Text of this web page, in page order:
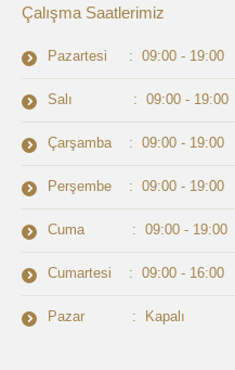
Çalışma Saatlerimiz
Pazartesi : 09:00 - 19:00
Salı : 09:00 - 19:00
Çarşamba : 09:00 - 19:00
Perşembe : 09:00 - 19:00
Cuma : 09:00 - 19:00
Cumartesi : 09:00 - 16:00
Pazar : Kapalı